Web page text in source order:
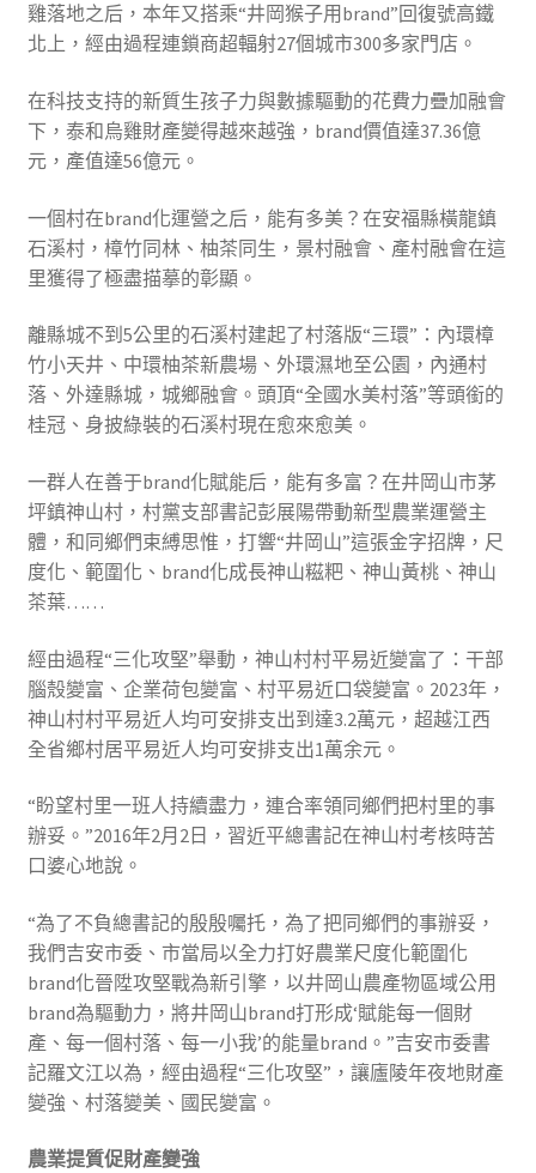
雞落地之后，本年又搭乘“井岡猴子用brand”回復號高鐵
北上，經由過程連鎖商超輻射27個城市300多家門店。
在科技支持的新質生孩子力與數據驅動的花費力疊加融會
下，泰和烏雞財產變得越來越強，brand價值達37.36億
元，產值達56億元。
一個村在brand化運營之后，能有多美？在安福縣橫龍鎮
石溪村，樟竹同林、柚茶同生，景村融會、產村融會在這
里獲得了極盡描摹的彰顯。
離縣城不到5公里的石溪村建起了村落版“三環”：內環樟
竹小天井、中環柚茶新農場、外環濕地至公園，內通村
落、外達縣城，城鄉融會。頭頂“全國水美村落”等頭銜的
桂冠、身披綠裝的石溪村現在愈來愈美。
一群人在善于brand化賦能后，能有多富？在井岡山市茅
坪鎮神山村，村黨支部書記彭展陽帶動新型農業運營主
體，和同鄉們束縛思惟，打響“井岡山”這張金字招牌，尺
度化、範圍化、brand化成長神山糍粑、神山黃桃、神山
茶葉……
經由過程“三化攻堅”舉動，神山村村平易近變富了：干部
腦殼變富、企業荷包變富、村平易近口袋變富。2023年，
神山村村平易近人均可安排支出到達3.2萬元，超越江西
全省鄉村居平易近人均可安排支出1萬余元。
“盼望村里一班人持續盡力，連合率領同鄉們把村里的事
辦妥。”2016年2月2日，習近平總書記在神山村考核時苦
口婆心地說。
“為了不負總書記的殷殷囑托，為了把同鄉們的事辦妥，
我們吉安市委、市當局以全力打好農業尺度化範圍化
brand化晉陞攻堅戰為新引擎，以井岡山農產物區域公用
brand為驅動力，將井岡山brand打形成‘賦能每一個財
產、每一個村落、每一小我’的能量brand。”吉安市委書
記羅文江以為，經由過程“三化攻堅”，讓廬陵年夜地財產
變強、村落變美、國民變富。
農業提質促財產變強